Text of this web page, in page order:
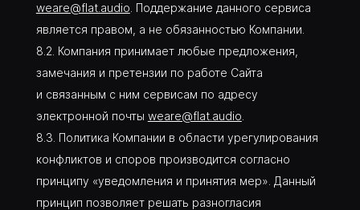
weare@flat.audio . Поддержание данного сервиса
является правом, а не обязанностью Компании.
Компания принимает любые предложения,
замечания и претензии по работе Сайта
и связанным с ним сервисам по адресу
электронной почты weare@flat.audio
Политика Компании в области урегулирования
конфликтов и споров производится согласно
принципу «уведомления и принятия мер». Данный
принцип позволяет решать разногласия